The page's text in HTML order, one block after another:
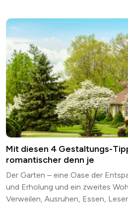
Mit diesen 4 Gestaltungs-
romantischer denn je
Der Garten – eine Oase der
und Erholung und ein zweites
Verweilen, Ausruhen, Essen, Lesen